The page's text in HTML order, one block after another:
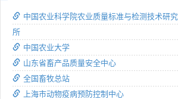
中国农业科学院农业质量标准与检测技术研究
所
中国农业大学
山东省畜产品质量安全中心
全国畜牧总站
上海市动物疫病预防控制中心